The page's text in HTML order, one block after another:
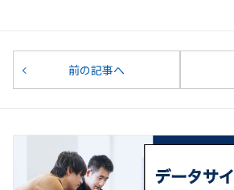
前の記事へ